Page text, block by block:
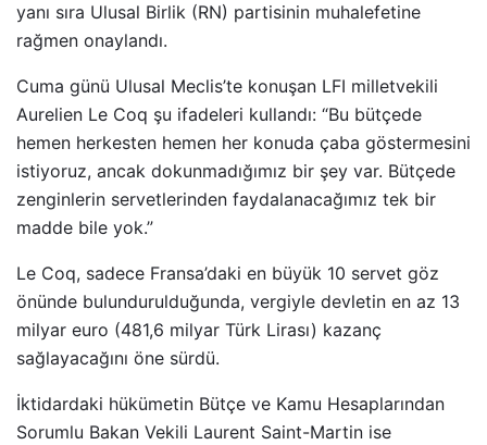
yanı sıra Ulusal Birlik (RN) partisinin muhalefetine
rağmen onaylandı.
Cuma günü Ulusal Meclis’te konuşan LFI milletvekili
Aurelien Le Coq şu ifadeleri kullandı: “Bu bütçede
hemen herkesten hemen her konuda çaba göstermesini
istiyoruz, ancak dokunmadığımız bir şey var. Bütçede
zenginlerin servetlerinden faydalanacağımız tek bir
madde bile yok.”
Le Coq, sadece Fransa’daki en büyük 10 servet göz
önünde bulundurulduğunda, vergiyle devletin en az 13
milyar euro (481,6 milyar Türk Lirası) kazanç
sağlayacağını öne sürdü.
İktidardaki hükümetin Bütçe ve Kamu Hesaplarından
Sorumlu Bakan Vekili Laurent Saint-Martin ise